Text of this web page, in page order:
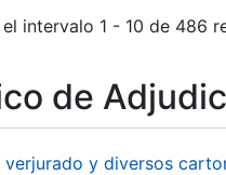
intervalo 1 - 10 de 486
de
verjurado y diversos